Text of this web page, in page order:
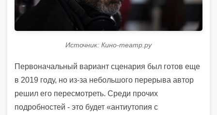
Источник: Кино-театр.ру
Первоначальный вариант сценария был готов еще
в 2019 году, но из-за небольшого перерыва автор
решил его пересмотреть. Среди прочих
подробностей - это будет «антиутопия с